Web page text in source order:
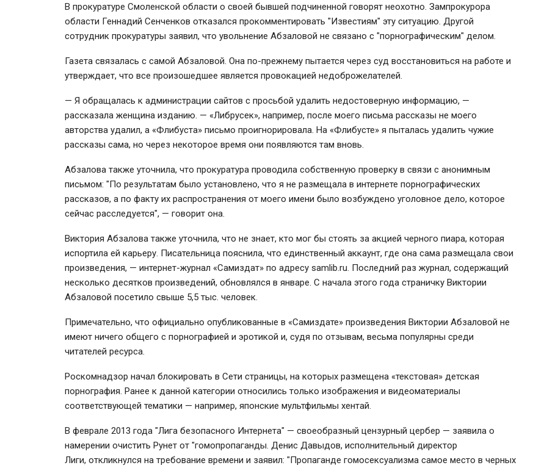
В прокуратуре Смоленской области о своей бывшей подчиненной говорят неохотно. Зампрокурора
области Геннадий Сенченков отказался прокомментировать "Известиям" эту ситуацию. Другой
сотрудник прокуратуры заявил, что увольнение Абзаловой не связано с "порнографическим" делом.
Газета связалась с самой Абзаловой. Она по-прежнему пытается через суд восстановиться на работе и
утверждает, что все произошедшее является провокацией недоброжелателей.
— Я обращалась к администрации сайтов с просьбой удалить недостоверную информацию, —
рассказала женщина изданию. — «Либрусек», например, после моего письма рассказы не моего
авторства удалил, а «Флибуста» письмо проигнорировала. На «Флибусте» я пыталась удалить чужие
рассказы сама, но через некоторое время они появляются там вновь.
Абзалова также уточнила, что прокуратура проводила собственную проверку в связи с анонимным
письмом: "По результатам было установлено, что я не размещала в интернете порнографических
рассказов, а по факту их распространения от моего имени было возбуждено уголовное дело, которое
сейчас расследуется", — говорит она.
Виктория Абзалова также уточнила, что не знает, кто мог бы стоять за акцией черного пиара, которая
испортила ей карьеру. Писательница пояснила, что единственный аккаунт, где она сама размещала свои
произведения, — интернет-журнал «Самиздат» по адресу samlib.ru. Последний раз журнал, содержащий
несколько десятков произведений, обновлялся в январе. С начала этого года страничку Виктории
Абзаловой посетило свыше 5,5 тыс. человек.
Примечательно, что официально опубликованные в «Самиздате» произведения Виктории Абзаловой не
имеют ничего общего с порнографией и эротикой и, судя по отзывам, весьма популярны среди
читателей ресурса.
Роскомнадзор начал блокировать в Сети страницы, на которых размещена «текстовая» детская
порнография. Ранее к данной категории относились только изображения и видеоматериалы
соответствующей тематики — например, японские мультфильмы хентай.
В феврале 2013 года "Лига безопасного Интернета" — своеобразный цензурный цербер — заявила о
намерении очистить Рунет от "гомопропаганды. Денис Давыдов, исполнительный директор
Лиги, откликнулся на требование времени и заявил: "Пропаганде гомосексуализма самое место в черных